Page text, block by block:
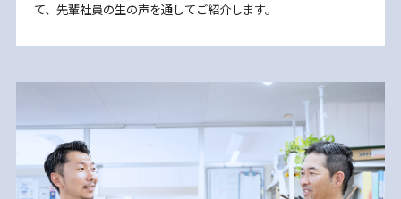
て、先輩社員の生の声を通してご紹介します。